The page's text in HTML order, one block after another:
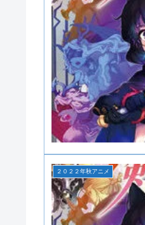
２０２２年秋アニメ